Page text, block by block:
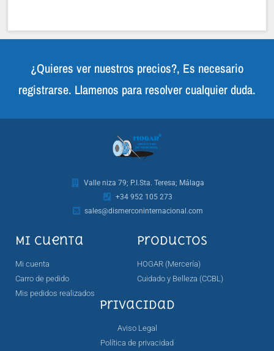
¿Quieres ver nuestros precios?, Es necesario
registrarse. Llamenos para resolver cualquier duda.
Valle niza 79; P.I.Sta. Teresa; Málaga
+34 952 105 273
sales@dismerconinternacional.com
Mi cuenta
Mi cuenta
Carro de pedido
Mis pedidos realizados
Productos
HOGAR (Mercería)
Cuidado y Belleza (CCBL)
Privacidad
Aviso Legal
Política de privacidad